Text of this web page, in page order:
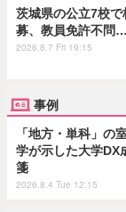
茨城県の公立7校で
募、教員免許不問
2026.8.7 Fri 19:15
事例
「地方・単科」の
学が示した大学DX
箋
2026.8.4 Tue 12:15